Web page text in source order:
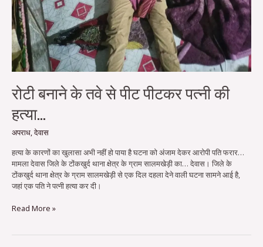
रोटी बनाने के तवे से पीट पीटकर पत्नी की
हत्या…
अपराध,देवास
हत्या के कारणों का खुलासा अभी नहीं हो पाया है घटना को अंजाम देकर आरोपी पति फरार…
मामला देवास जिले के टोंकखुर्द थाना क्षेत्र के ग्राम सालमखेड़ी का… देवास। जिले के
टोंकखुर्द थाना क्षेत्र के ग्राम सालमखेड़ी से एक दिल दहला देने वाली घटना सामने आई है,
जहां एक पति ने पत्नी हत्या कर दी।
Read More »